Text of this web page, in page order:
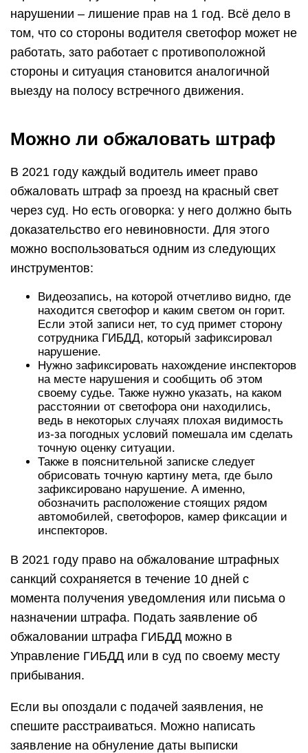
нарушении – лишение прав на 1 год. Всё дело в
том, что со стороны водителя светофор может не
работать, зато работает с противоположной
стороны и ситуация становится аналогичной
выезду на полосу встречного движения.
Можно ли обжаловать штраф
В 2021 году каждый водитель имеет право
обжаловать штраф за проезд на красный свет
через суд. Но есть оговорка: у него должно быть
доказательство его невиновности. Для этого
можно воспользоваться одним из следующих
инструментов:
Видеозапись, на которой отчетливо видно, где
находится светофор и каким светом он горит.
Если этой записи нет, то суд примет сторону
сотрудника ГИБДД, который зафиксировал
нарушение.
Нужно зафиксировать нахождение инспекторов
на месте нарушения и сообщить об этом
своему судье. Также нужно указать, на каком
расстоянии от светофора они находились,
ведь в некоторых случаях плохая видимость
из-за погодных условий помешала им сделать
точную оценку ситуации.
Также в пояснительной записке следует
обрисовать точную картину мета, где было
зафиксировано нарушение. А именно,
обозначить расположение стоящих рядом
автомобилей, светофоров, камер фиксации и
инспекторов.
В 2021 году право на обжалование штрафных
санкций сохраняется в течение 10 дней с
момента получения уведомления или письма о
назначении штрафа. Подать заявление об
обжаловании штрафа ГИБДД можно в
Управление ГИБДД или в суд по своему месту
прибывания.
Если вы опоздали с подачей заявления, не
спешите расстраиваться. Можно написать
заявление на обнуление даты выписки